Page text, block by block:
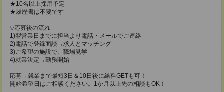
★10名以上採用予定
★履歴書は不要です
▽応募後の流れ
1)翌営業日までに担当より電話・メールでご連絡
2)電話で登録面談→求人とマッチング
3)ご希望の施設で、職場見学
4)就業決定→勤務開始
応募→就業まで最短3日＆10日後に給料GETも可！
開始希望日はご相談ください。1か月以上先の相談もOK！